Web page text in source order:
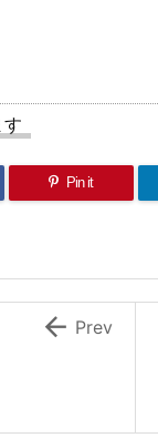
Pin it
 Prev